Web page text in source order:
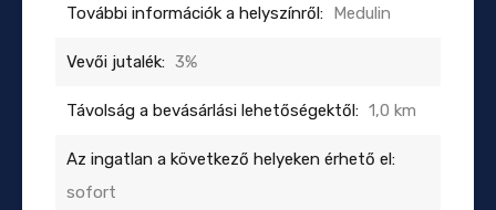
További információk a helyszínről: Medulin
Vevői jutalék: 3%
Távolság a bevásárlási lehetőségektől: 1,0 km
Az ingatlan a következő helyeken érhető el:
sofort